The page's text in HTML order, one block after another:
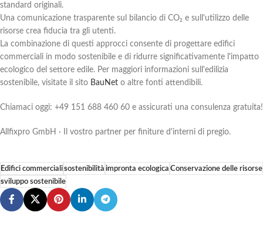
standard originali.
Una comunicazione trasparente sul bilancio di CO₂ e sull'utilizzo delle
risorse crea fiducia tra gli utenti.
La combinazione di questi approcci consente di progettare edifici
commerciali in modo sostenibile e di ridurre significativamente l'impatto
ecologico del settore edile. Per maggiori informazioni sull'edilizia
sostenibile, visitate il sito BauNet o altre fonti attendibili.
Chiamaci oggi: +49 151 688 460 60 e assicurati una consulenza gratuita!
Allfixpro GmbH · Il vostro partner per finiture d'interni di pregio.
Edifici commercialisostenibilità impronta ecologica Conservazione delle risorse
sviluppo sostenibile